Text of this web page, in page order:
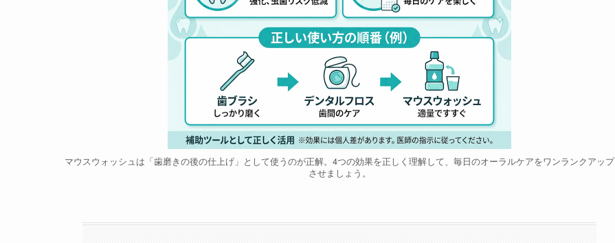
マウスウォッシュは「歯磨きの後の仕上げ」として使うのが正解。4つの効果を正しく理解して、毎日のオーラルケアをワンランクアップ
させましょう。